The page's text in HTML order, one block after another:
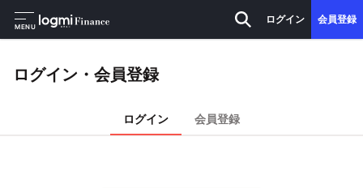
MENU
ログイン 会員登録
ログイン・会員登録
ログイン 会員登録